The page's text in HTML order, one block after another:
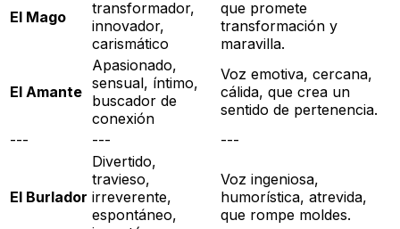
El Mago
transformador,
innovador,
carismático
que promete
transformación y
maravilla.
El Amante
Apasionado,
sensual, íntimo,
buscador de
conexión
Voz emotiva, cercana,
cálida, que crea un
sentido de pertenencia.
---
--- ---
El Burlador
Divertido,
travieso,
irreverente,
espontáneo,
Voz ingeniosa,
humorística, atrevida,
que rompe moldes.